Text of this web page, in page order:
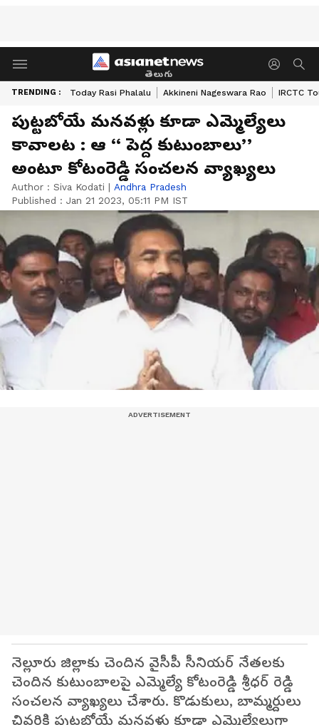
తెలుగు
TRENDING : Today Rasi Phalalu Akkineni Nageswara Rao IRCTC
పుట్టబోయే మనవళ్లు కూడా ఎమ్మెల్యేలు
కావాలట : ఆ ‘‘ పెద్ద కుటుంబాలు’’
అంటూ కోటంరెడ్డి సంచలన వ్యాఖ్యలు
Author : Siva Kodati | Andhra Pradesh
Published : Jan 21 2023, 05:11 PM IST
నెల్లూరు జిల్లాకు చెందిన వైసీపీ సీనియర్ నేతలకు
చెందిన కుటుంబాలపై ఎమ్మెల్యే కోటంరెడ్డి శ్రీధర్ రెడ్డి
సంచలన వ్యాఖ్యలు చేశారు. కొడుకులు, బామ్మర్దులు
చివరికి పుట్టబోయే మనవళ్లు కూడా ఎమ్మెల్యేలుగా